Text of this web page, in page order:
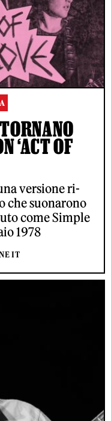
‘ACT OF
versione ri-
che suonarono
come Simple
1978
IT